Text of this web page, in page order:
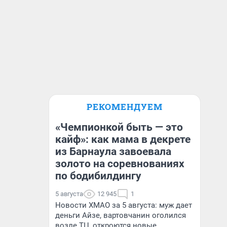
РЕКОМЕНДУЕМ
«Чемпионкой быть — это
кайф»: как мама в декрете
из Барнаула завоевала
золото на соревнованиях
по бодибилдингу
5 августа 12 945 1
Новости ХМАО за 5 августа: муж дает
деньги Айзе, вартовчанин оголился